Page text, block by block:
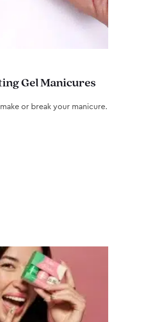
Gel Manicures
or break your manicure.